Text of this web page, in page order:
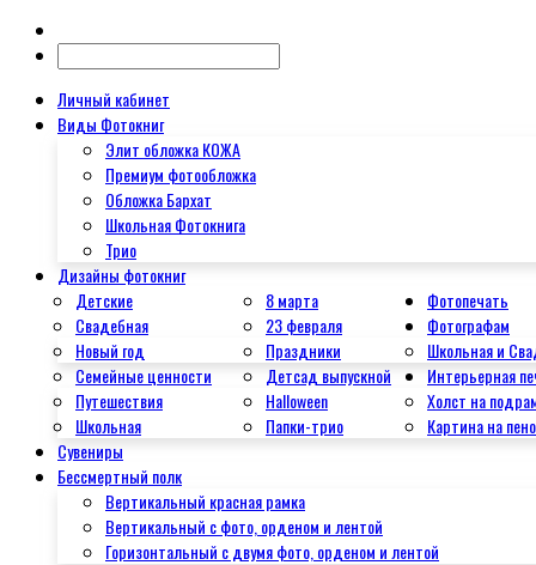
Личный кабинет
Виды Фотокниг
Элит обложка КОЖА
Премиум фотообложка
Обложка Бархат
Школьная Фотокнига
Трио
Дизайны фотокниг
Детские
Свадебная
Новый год
Семейные ценности
Путешествия
Школьная
8 марта
23 февраля
Праздники
Детсад выпускной
Halloween
Папки-трио
Фотопечать
Фотографам
Школьная и
Интерьерная
Холст на
Картина на
Сувениры
Бессмертный полк
Вертикальный красная рамка
Вертикальный с фото, орденом и лентой
Горизонтальный с двумя фото, орденом и лентой